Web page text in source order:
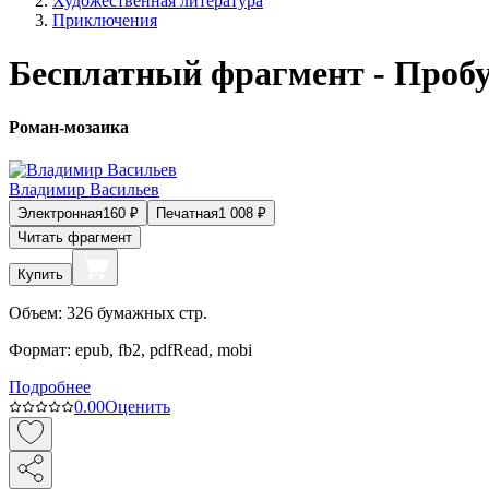
Приключения
Бесплатный фрагмент -
Роман-мозаика
Владимир Васильев
Электронная160 ₽ Печатная1 008 ₽
Читать фрагмент
Купить
Объем: 326 бумажных стр.
Формат: epub, fb2, pdfRead, mobi
Подробнее
0.00Оценить